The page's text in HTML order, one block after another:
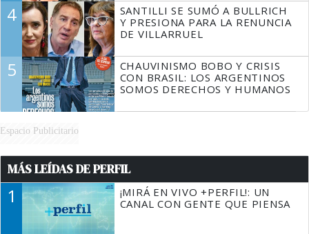
4
SANTILLI SE SUMÓ A BULLRICH
Y PRESIONA PARA LA RENUNCIA
DE VILLARRUEL
5
CHAUVINISMO BOBO Y CRISIS
CON BRASIL: LOS ARGENTINOS
SOMOS DERECHOS Y HUMANOS
Espacio Publicitario
MÁS LEÍDAS DE PERFIL
1
¡MIRÁ EN VIVO +PERFIL!: UN
CANAL CON GENTE QUE PIENSA